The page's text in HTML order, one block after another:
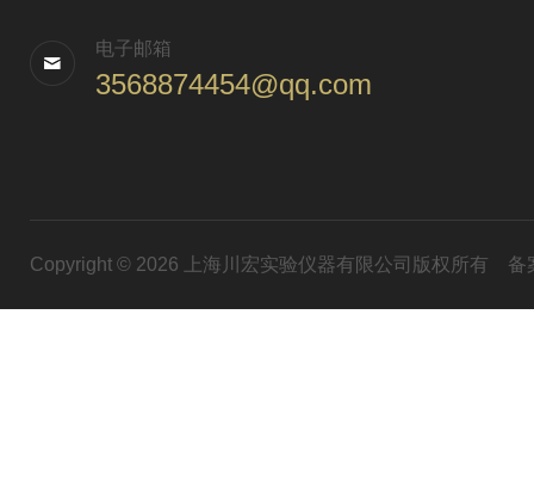
电子邮箱
3568874454@qq.com
Copyright © 2026 上海川宏实验仪器有限公司版权所有 备